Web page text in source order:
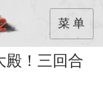
菜 单
殿！三回合